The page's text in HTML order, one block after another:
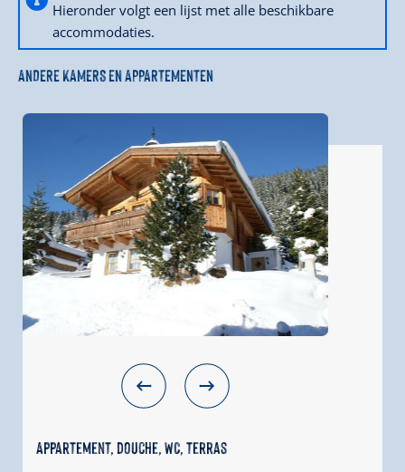
Hieronder volgt een lijst met alle beschikbare
accommodaties.
ANDERE KAMERS EN APPARTEMENTEN
Appartement, douche, WC, terras